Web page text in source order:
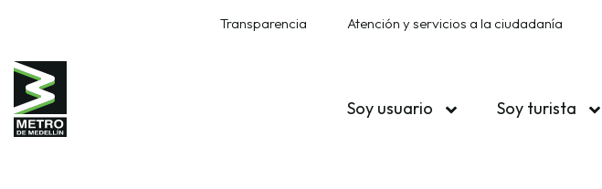
Transparencia Atención y servicios a la ciudadanía
Soy usuario Soy turista